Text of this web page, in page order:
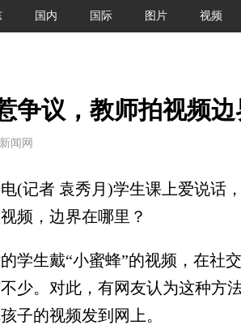
国内 国际 图片 视频
争议，教师拍视频边
闻网
记者 袁秀月)学生课上爱说话，
频，边界在哪里？
生戴“小蜜蜂”的视频，在社
少。对此，有网友认为这种方
子的视频发到网上。